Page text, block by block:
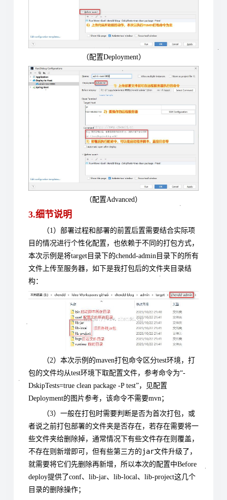
（配置Deployment）
（配置Advanced）
3.细节说明
（1）部署过程和部署的前置后置需要结合实际项
目的情况进行个性化配置，也依赖于不同的打包方式，
本次示例是将target目录下的chendd-admin目录下的所有
文件上传至服务器，如下是我打包后的文件夹目录结
构：
（2）本次示例的maven打包命令区分test环境，打
包的文件均从test环境下取配置文件，参考命令为“-
DskipTests=true clean package -P test”，见配置
Deployment的图片参考，该命令不需要mvn；
（3）一般在打包时需要判断是否为首次打包，或
者说之前打包部署的文件夹是否存在，若存在需要将一
些文件夹给删除掉，通常情况下有些文件存在则覆盖，
不存在则新增即可，但有些第三方的 jar文件升级了，
就需要将它们先删除再新增，所以本次的配置中Before
deploy提供了conf、lib-jar、lib-local、lib-project这几个
目录的删除操作；